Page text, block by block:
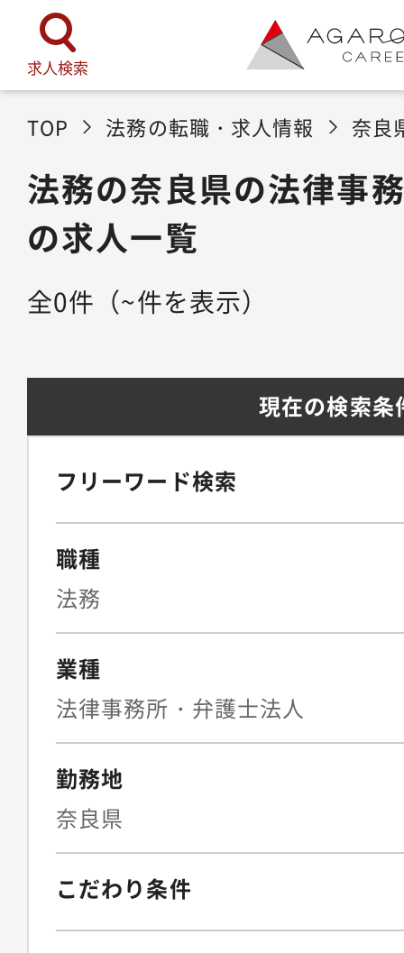
求人検索
TOP 法務の転職・求人情報 奈良
法務の奈良県の法律事
の求人一覧
全0件 （~件を表示）
現在の検索条
フリーワード検索
職種
法務
業種
法律事務所・弁護士法人
勤務地
奈良県
こだわり条件